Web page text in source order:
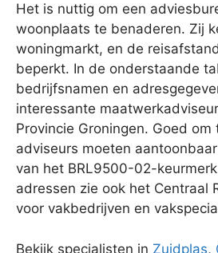
Het is nuttig om een
woonplaats te benaderen. Zij
woningmarkt, en de
beperkt. In de onderstaande
bedrijfsnamen en
interessante
Provincie Groningen. Goed om
adviseurs moeten
van het BRL9500-02-
adressen zie ook het Centraal
voor vakbedrijven en
Bekijk specialisten in Zuidplas,